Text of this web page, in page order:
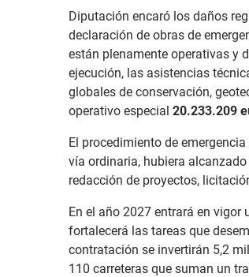
Diputación encaró los daños
declaración de obras de
están plenamente operativas y
ejecución, las asistencias
globales de conservación,
operativo especial 20.233.209
El procedimiento de
vía ordinaria, hubiera
redacción de proyectos,
En el año 2027 entrará en vigor
fortalecerá las tareas que
contratación se invertirán 5,2
110 carreteras que suman un